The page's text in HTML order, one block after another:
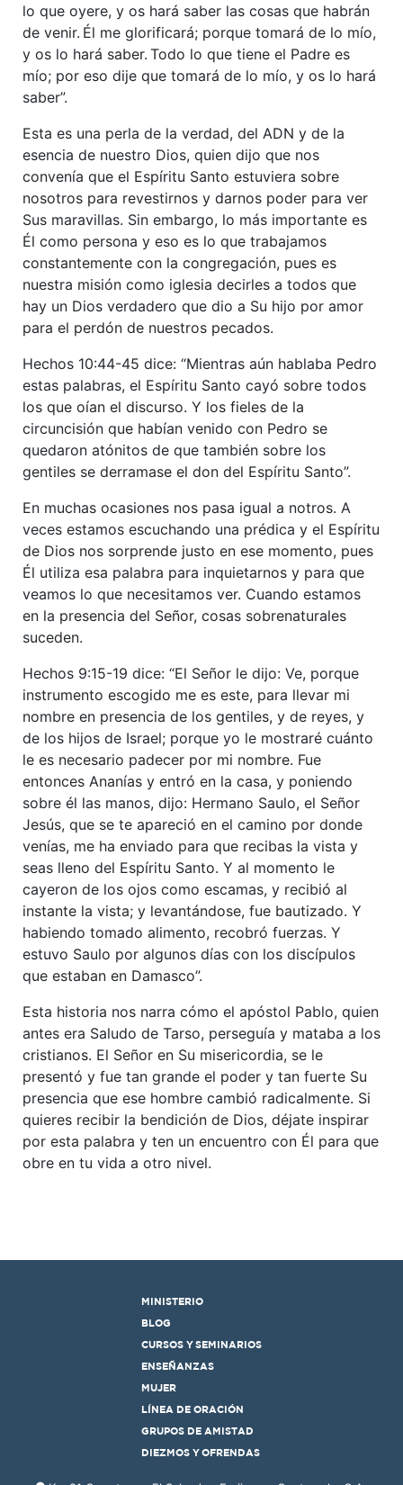
lo que oyere, y os hará saber las cosas que habrán
de venir. Él me glorificará; porque tomará de lo mío,
y os lo hará saber. Todo lo que tiene el Padre es
mío; por eso dije que tomará de lo mío, y os lo hará
saber”.
Esta es una perla de la verdad, del ADN y de la
esencia de nuestro Dios, quien dijo que nos
convenía que el Espíritu Santo estuviera sobre
nosotros para revestirnos y darnos poder para ver
Sus maravillas. Sin embargo, lo más importante es
Él como persona y eso es lo que trabajamos
constantemente con la congregación, pues es
nuestra misión como iglesia decirles a todos que
hay un Dios verdadero que dio a Su hijo por amor
para el perdón de nuestros pecados.
Hechos 10:44-45 dice: “Mientras aún hablaba Pedro
estas palabras, el Espíritu Santo cayó sobre todos
los que oían el discurso. Y los fieles de la
circuncisión que habían venido con Pedro se
quedaron atónitos de que también sobre los
gentiles se derramase el don del Espíritu Santo”.
En muchas ocasiones nos pasa igual a notros. A
veces estamos escuchando una prédica y el Espíritu
de Dios nos sorprende justo en ese momento, pues
Él utiliza esa palabra para inquietarnos y para que
veamos lo que necesitamos ver. Cuando estamos
en la presencia del Señor, cosas sobrenaturales
suceden.
Hechos 9:15-19 dice: “El Señor le dijo: Ve, porque
instrumento escogido me es este, para llevar mi
nombre en presencia de los gentiles, y de reyes, y
de los hijos de Israel; porque yo le mostraré cuánto
le es necesario padecer por mi nombre. Fue
entonces Ananías y entró en la casa, y poniendo
sobre él las manos, dijo: Hermano Saulo, el Señor
Jesús, que se te apareció en el camino por donde
venías, me ha enviado para que recibas la vista y
seas lleno del Espíritu Santo. Y al momento le
cayeron de los ojos como escamas, y recibió al
instante la vista; y levantándose, fue bautizado. Y
habiendo tomado alimento, recobró fuerzas. Y
estuvo Saulo por algunos días con los discípulos
que estaban en Damasco”.
Esta historia nos narra cómo el apóstol Pablo, quien
antes era Saludo de Tarso, perseguía y mataba a los
cristianos. El Señor en Su misericordia, se le
presentó y fue tan grande el poder y tan fuerte Su
presencia que ese hombre cambió radicalmente. Si
quieres recibir la bendición de Dios, déjate inspirar
por esta palabra y ten un encuentro con Él para que
obre en tu vida a otro nivel.
MINISTERIO
BLOG
CURSOS Y SEMINARIOS
ENSEÑANZAS
MUJER
LÍNEA DE ORACIÓN
GRUPOS DE AMISTAD
DIEZMOS Y OFRENDAS